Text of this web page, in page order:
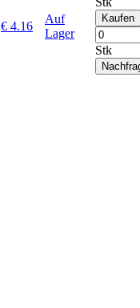
€ 4.16
Auf
Lager
Kaufen
Stk